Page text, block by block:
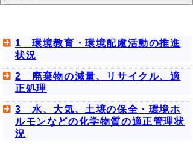
1 環境教育・環境配慮活動の推進
状況
2 廃棄物の減量、リサイクル、適
正処理
3 水、大気、土壌の保全・環境ホ
ルモンなどの化学物質の適正管理状
況